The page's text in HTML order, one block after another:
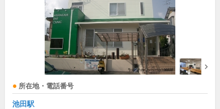
所在地・電話番号
池田駅